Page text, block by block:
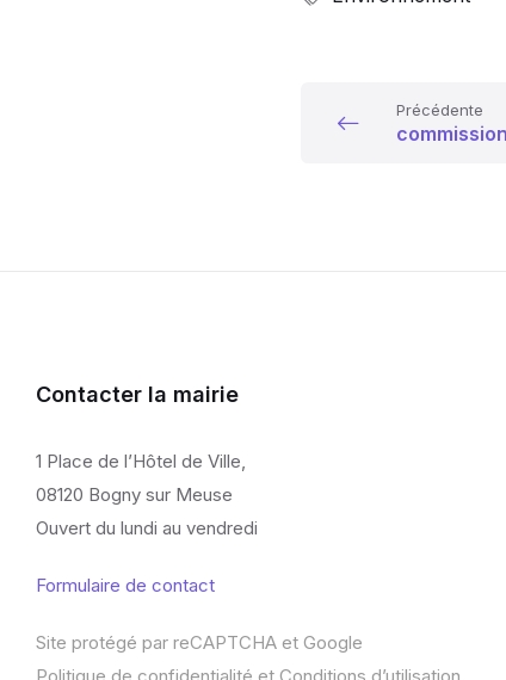
Précédente
Contacter la mairie
1 Place de l’Hôtel de Ville,
08120 Bogny sur Meuse
Ouvert du lundi au vendredi
Formulaire de contact
Site protégé par reCAPTCHA et Google